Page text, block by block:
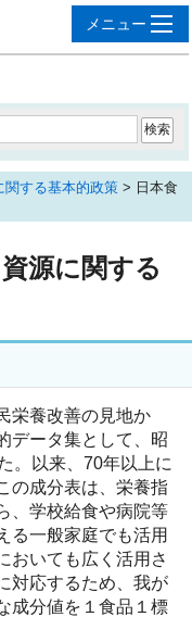
関する基本的政策 > 日本食
源に関する
栄養改善の見地か
データ集として、昭
。以来、70年以上に
の成分表は、栄養指
、学校給食や病院等
る一般家庭でも活用
おいても広く活用さ
対応するため、我が
成分値を１食品１標